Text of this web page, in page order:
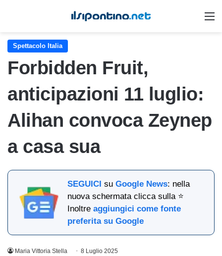
Spettacolo Italia
Forbidden Fruit,
anticipazioni 11 luglio:
Alihan convoca Zeynep
a casa sua
SEGUICI suGoogle News: nella
nuova schermata clicca sulla ⭐
Inoltreaggiungici come fonte
preferita su Google
Maria Vittoria Stella 8 Luglio 2025